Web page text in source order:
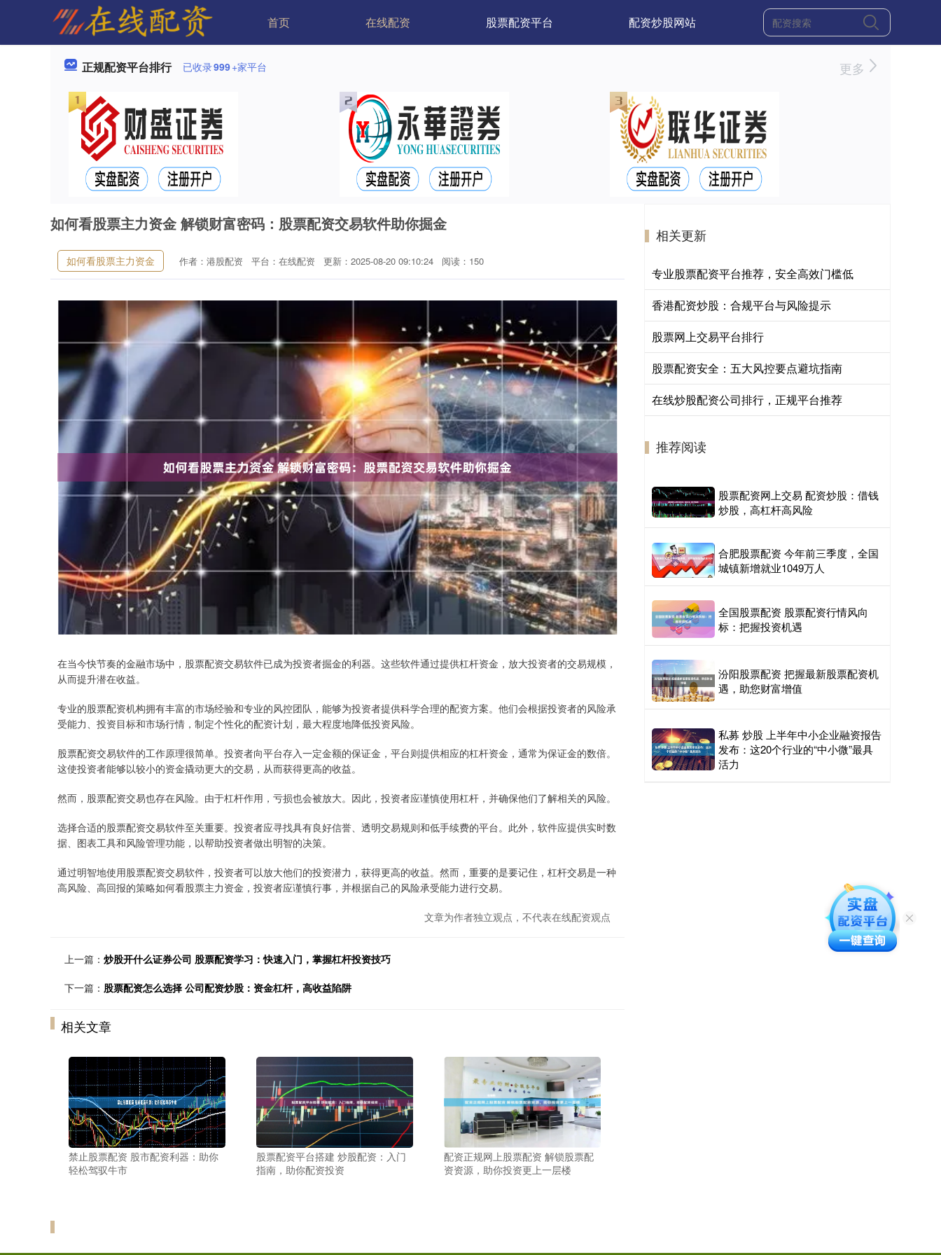
首页 在线配资 股票配资平台 配资炒股网站
正规配资平台排行 已收录999+家平台 更多
如何看股票主力资金 解锁财富密码：股票配资交易软件助你掘金
如何看股票主力资金 作者：港股配资 平台：在线配资 更新：2025-08-20 09:10:24 阅读：150
在当今快节奏的金融市场中，股票配资交易软件已成为投资者掘金的利器。这些软件通过提供杠杆资金，放大投资者的交易规模，
从而提升潜在收益。
专业的股票配资机构拥有丰富的市场经验和专业的风控团队，能够为投资者提供科学合理的配资方案。他们会根据投资者的风险承
受能力、投资目标和市场行情，制定个性化的配资计划，最大程度地降低投资风险。
股票配资交易软件的工作原理很简单。投资者向平台存入一定金额的保证金，平台则提供相应的杠杆资金，通常为保证金的数倍。
这使投资者能够以较小的资金撬动更大的交易，从而获得更高的收益。
然而，股票配资交易也存在风险。由于杠杆作用，亏损也会被放大。因此，投资者应谨慎使用杠杆，并确保他们了解相关的风险。
选择合适的股票配资交易软件至关重要。投资者应寻找具有良好信誉、透明交易规则和低手续费的平台。此外，软件应提供实时数
据、图表工具和风险管理功能，以帮助投资者做出明智的决策。
通过明智地使用股票配资交易软件，投资者可以放大他们的投资潜力，获得更高的收益。然而，重要的是要记住，杠杆交易是一种
高风险、高回报的策略如何看股票主力资金，投资者应谨慎行事，并根据自己的风险承受能力进行交易。
文章为作者独立观点，不代表在线配资观点
上一篇： 炒股开什么证券公司 股票配资学习：快速入门，掌握杠杆投资技巧
下一篇： 股票配资怎么选择 公司配资炒股：资金杠杆，高收益陷阱
相关文章
禁止股票配资 股市配资利器：助你
轻松驾驭牛市
股票配资平台搭建 炒股配资：入门
指南，助你配资投资
配资正规网上股票配资 解锁股票配
资资源，助你投资更上一层楼
相关更新
专业股票配资平台推荐，安全高效门槛低
香港配资炒股：合规平台与风险提示
股票网上交易平台排行
股票配资安全：五大风控要点避坑指南
在线炒股配资公司排行，正规平台推荐
推荐阅读
股票配资网上交易 配资炒股：借钱
炒股，高杠杆高风险
合肥股票配资 今年前三季度，全国
城镇新增就业1049万人
全国股票配资 股票配资行情风向
标：把握投资机遇
汾阳股票配资 把握最新股票配资机
遇，助您财富增值
私募 炒股 上半年中小企业融资报告
发布：这20个行业的“中小微”最具
活力